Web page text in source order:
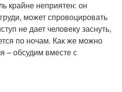
крайне неприятен: он
может спровоцировать
не дает человеку заснуть,
по ночам. Как же можно
– обсудим вместе с